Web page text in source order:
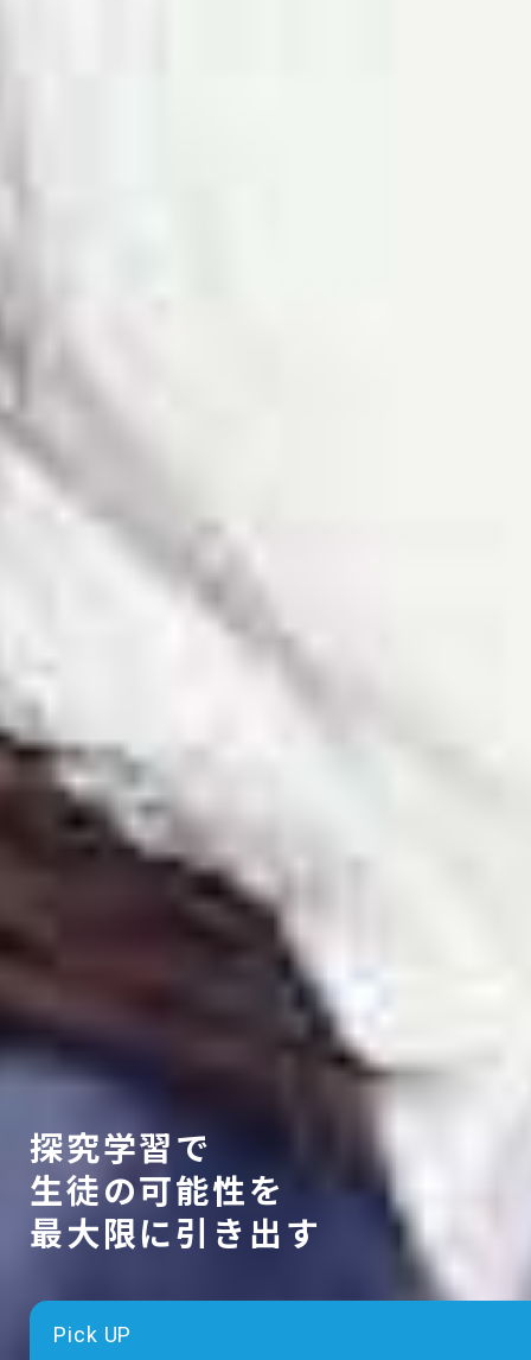
探究学習で
生徒の可能性を
最大限に引き出す
Pick UP